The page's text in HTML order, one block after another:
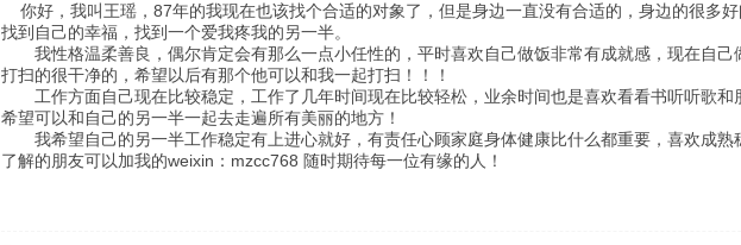
你好，我叫王瑶，87年的我现在也该找个合适的对象了，但是身边一直没有合适的，身边的很多
找到自己的幸福，找到一个爱我疼我的另一半。
我性格温柔善良，偶尔肯定会有那么一点小任性的，平时喜欢自己做饭非常有成就感，现在自己
打扫的很干净的，希望以后有那个他可以和我一起打扫！！！
工作方面自己现在比较稳定，工作了几年时间现在比较轻松，业余时间也是喜欢看看书听听歌和
希望可以和自己的另一半一起去走遍所有美丽的地方！
我希望自己的另一半工作稳定有上进心就好，有责任心顾家庭身体健康比什么都重要，喜欢成熟
了解的朋友可以加我的weixin：mzcc768 随时期待每一位有缘的人！